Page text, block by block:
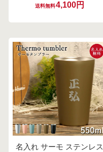
送料無料4,100円
名入れ サーモ ステンレス